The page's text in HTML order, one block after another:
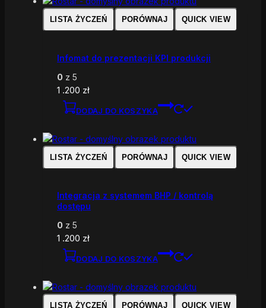
LISTA ŻYCZEŃ PORÓWNAJ QUICK VIEW
Infomat do prezentacji KPI produkcji
0 z 5
1 .200 zł
DODAJ DO KOSZYKA
LISTA ŻYCZEŃ PORÓWNAJ QUICK VIEW
Integracja z systemem BHP / kontrolą
dostępu
0 z 5
1 .200 zł
DODAJ DO KOSZYKA
LISTA ŻYCZEŃ PORÓWNAJ QUICK VIEW